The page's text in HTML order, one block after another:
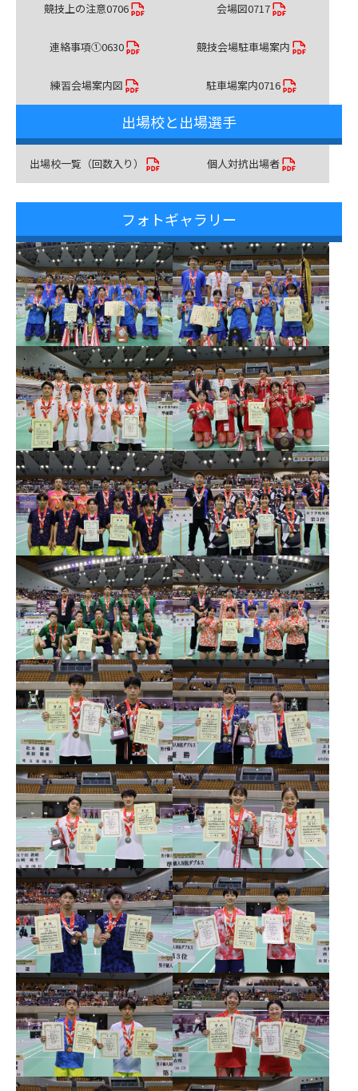
競技上の注意0706 会場図0717
連絡事項①0630 競技会場駐車場案内
練習会場案内図 駐車場案内0716
出場校と出場選手
出場校一覧（回数入り） 個人対抗出場者
フォトギャラリー